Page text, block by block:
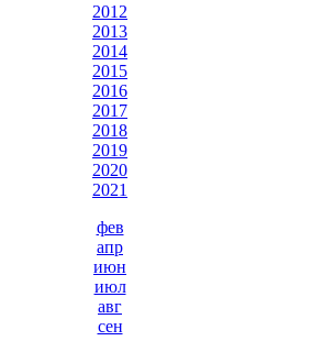
2012
2013
2014
2015
2016
2017
2018
2019
2020
2021
фев
апр
июн
июл
авг
сен